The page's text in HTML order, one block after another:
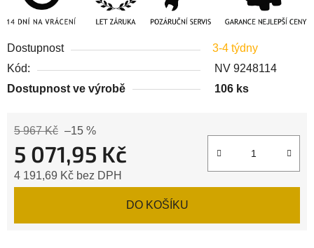
Dostupnost
3-4 týdny
Kód:
NV 9248114
Dostupnost ve výrobě
106 ks
5 967 Kč –15 %
5 071,95 Kč
4 191,69 Kč bez DPH
DO KOŠÍKU